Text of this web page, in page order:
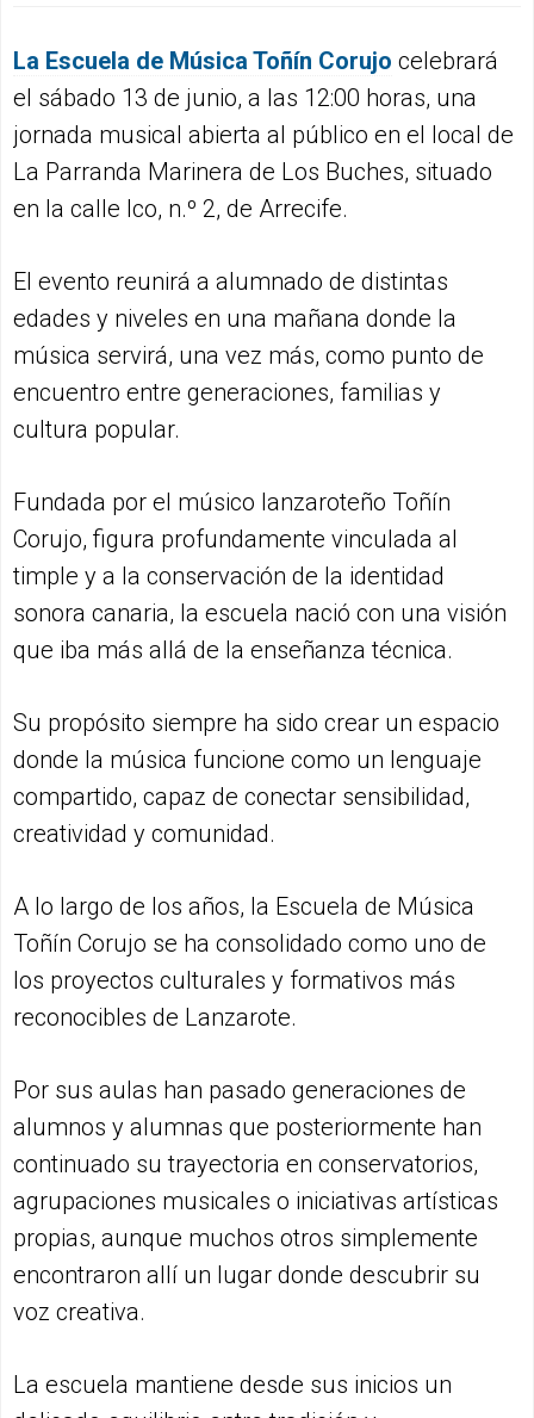
La Escuela de Música Toñín Corujo celebrará
el sábado 13 de junio, a las 12:00 horas, una
jornada musical abierta al público en el local de
La Parranda Marinera de Los Buches, situado
en la calle Ico, n.º 2, de Arrecife.
El evento reunirá a alumnado de distintas
edades y niveles en una mañana donde la
música servirá, una vez más, como punto de
encuentro entre generaciones, familias y
cultura popular.
Fundada por el músico lanzaroteño Toñín
Corujo, figura profundamente vinculada al
timple y a la conservación de la identidad
sonora canaria, la escuela nació con una visión
que iba más allá de la enseñanza técnica.
Su propósito siempre ha sido crear un espacio
donde la música funcione como un lenguaje
compartido, capaz de conectar sensibilidad,
creatividad y comunidad.
A lo largo de los años, la Escuela de Música
Toñín Corujo se ha consolidado como uno de
los proyectos culturales y formativos más
reconocibles de Lanzarote.
Por sus aulas han pasado generaciones de
alumnos y alumnas que posteriormente han
continuado su trayectoria en conservatorios,
agrupaciones musicales o iniciativas artísticas
propias, aunque muchos otros simplemente
encontraron allí un lugar donde descubrir su
voz creativa.
La escuela mantiene desde sus inicios un